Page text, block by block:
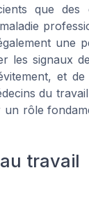
que des
une
les signaux
et
du
un rôle
travail